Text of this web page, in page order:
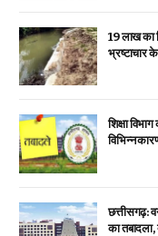
19 लाख का
भ्रष्टाचार
शिक्षा
विभिन्न
छत्तीसगढ़:
का